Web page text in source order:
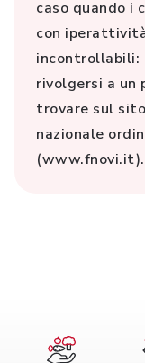
caso quando i
con
incontrollabili:
rivolgersi a un
trovare sul
nazionale
(www.fnovi.it).